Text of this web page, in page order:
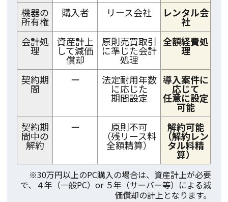
機器の
所有権
購入者 リース会社 レンタル会
社
会計処
理
資産計上
して減価
償却
原則売買取引
に準じた会計
処理
全額経費処
理
契約期
間
ー 法定耐用年数
に応じた
期間設定
導入案件に
応じて
任意に設定
可能
契約期
間中の
解約
ー 原則不可
（残リース料
全額精算）
解約可能
（解約レン
タル料精
算）
※30万円以上のPC購入の場合は、資産計上が必要
で、４年（一般PC）or ５年（サーバー等）による減
価償却の計上となります。